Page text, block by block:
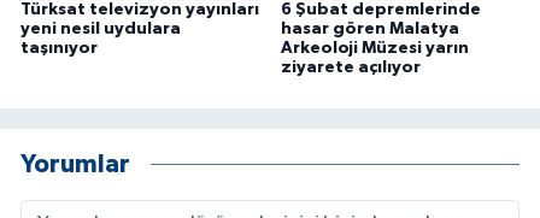
Türksat televizyon yayınları
yeni nesil uydulara
taşınıyor
6 Şubat depremlerinde
hasar gören Malatya
Arkeoloji Müzesi yarın
ziyarete açılıyor
Yorumlar